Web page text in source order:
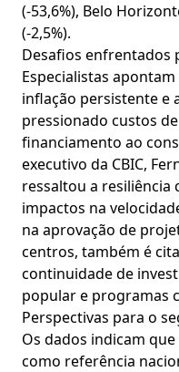
(-53,6%), Belo
(-2,5%).
Desafios enfrentados
Especialistas
inflação persistente e
pressionado custos
financiamento ao
executivo da CBIC,
ressaltou a resiliência
impactos na
na aprovação de
centros, também é
continuidade de
popular e programas
Perspectivas para o
Os dados indicam
como referência